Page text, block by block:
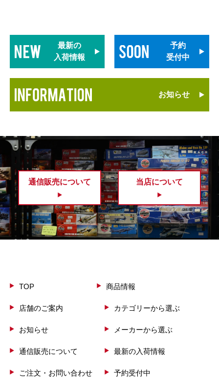
最新の
入荷情報
予約
受付中
お知らせ
通信販売について 当店について
TOP
店舗のご案内
お知らせ
通信販売について
ご注文・お問い合わせ
商品情報
カテゴリーから選ぶ
メーカーから選ぶ
最新の入荷情報
予約受付中